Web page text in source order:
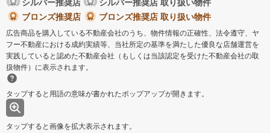
ブロンズ推奨店
ブロンズ推奨店 取り扱い物件
広告商品を購入している不動産会社のうち、物件情報の正確性、法令遵守、ヤ
フー不動産における成約実績等、当社所定の基準を満たした優良な店舗運営を
実践していると認めた不動産会社（もしくは当該認定を受けた不動産会社の取
扱物件）に表示されます。
タップすると用語の意味が書かれたポップアップが開きます。
タップすると画像を拡大表示されます。